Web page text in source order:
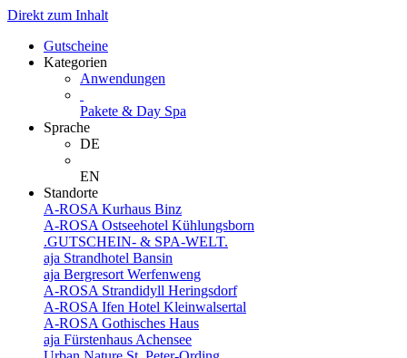
Direkt zum Inhalt
Gutscheine
Kategorien
Anwendungen
Pakete & Day Spa
Sprache
DE
EN
Standorte
A-ROSA Kurhaus Binz
A-ROSA Ostseehotel Kühlungsborn
.GUTSCHEIN- & SPA-WELT.
aja Strandhotel Bansin
aja Bergresort Werfenweng
A-ROSA Strandidyll Heringsdorf
A-ROSA Ifen Hotel Kleinwalsertal
A-ROSA Gothisches Haus
aja Fürstenhaus Achensee